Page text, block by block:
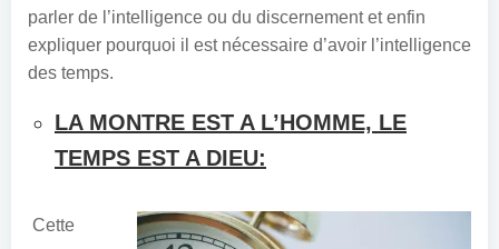
parler de l’intelligence ou du discernement et enfin
expliquer pourquoi il est nécessaire d’avoir l’intelligence
des temps.
LA MONTRE EST A L’HOMME, LE
TEMPS EST A DIEU:
Cette